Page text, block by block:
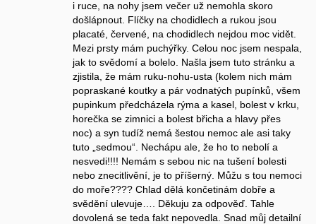
i ruce, na nohy jsem večer už nemohla skoro
došlápnout. Flíčky na chodidlech a rukou jsou
placaté, červené, na chodidlech nejdou moc vidět.
Mezi prsty mám puchýřky. Celou noc jsem nespala,
jak to svědomí a bolelo. Našla jsem tuto stránku a
zjistila, že mám ruku-nohu-usta (kolem nich mám
popraskané koutky a pár vodnatých pupínků, všem
pupinkum předcházela rýma a kasel, bolest v krku,
horečka se zimnici a bolest břicha a hlavy přes
noc) a syn tudíž nemá šestou nemoc ale asi taky
tuto „sedmou“. Nechápu ale, že ho to nebolí a
nesvedi!!!! Nemám s sebou nic na tušení bolesti
nebo znecitlivění, je to příšerný. Můžu s tou nemoci
do moře???? Chlad dělá končetinám dobře a
svědění ulevuje…. Děkuju za odpověď. Tahle
dovolená se teda fakt nepovedla. Snad můj detailní